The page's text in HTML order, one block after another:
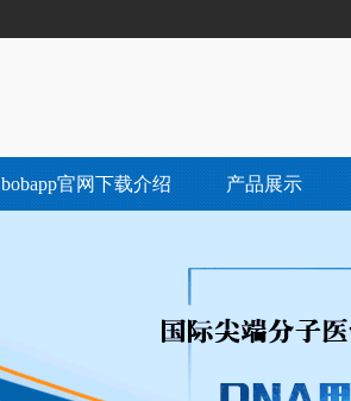
bobapp官网下载介绍 产品展示